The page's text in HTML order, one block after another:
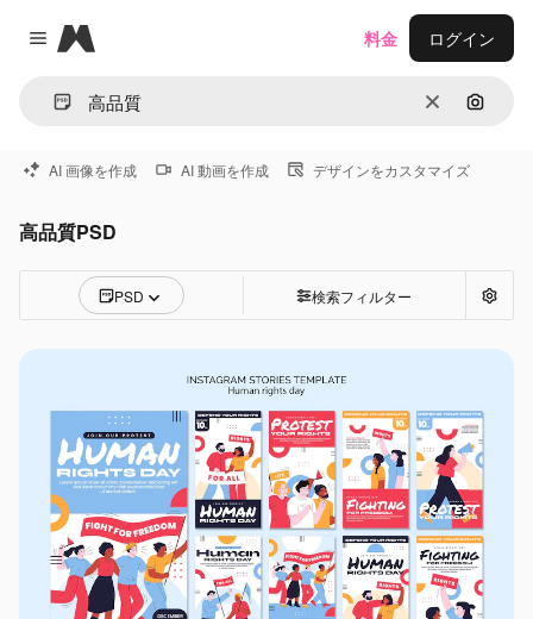
Close menu
Magnific
消去 画像で
料金 ログイン
AI 画像を作成 AI 動画を作成 デザインをカスタマイズ
高品質PSD
PSD 検索フィルター